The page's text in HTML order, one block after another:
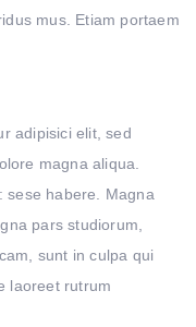
mus. Etiam portaem
adipisici elit, sed
magna aliqua.
sese habere. Magna
pars studiorum,
sunt in culpa qui
laoreet rutrum